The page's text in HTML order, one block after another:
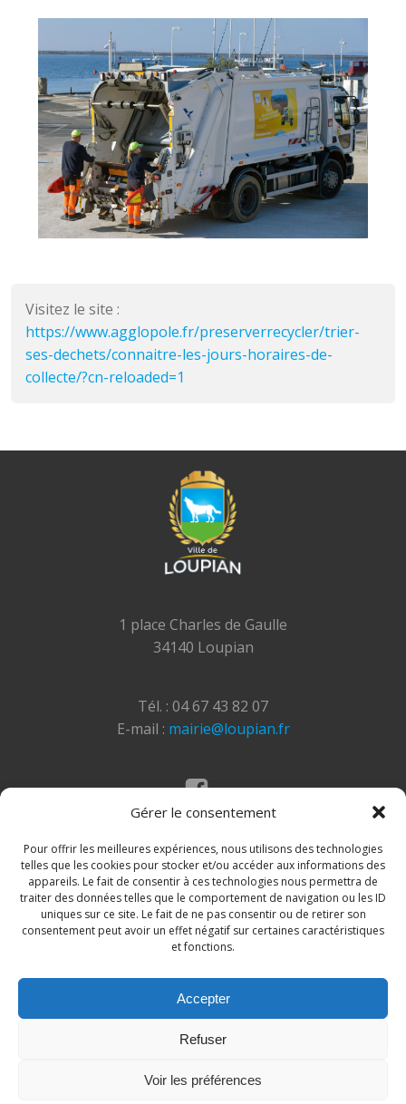
Gérer le consentement
Pour offrir les meilleures expériences, nous utilisons des technologies
telles que les cookies pour stocker et/ou accéder aux informations des
appareils. Le fait de consentir à ces technologies nous permettra de
traiter des données telles que le comportement de navigation ou les ID
uniques sur ce site. Le fait de ne pas consentir ou de retirer son
consentement peut avoir un effet négatif sur certaines caractéristiques
et fonctions.
Accepter
Refuser
Voir les préférences
Visitez le site :
https://www.agglopole.fr/preserverrecycler/trier-
ses-dechets/connaitre-les-jours-horaires-de-
collecte/?cn-reloaded=1
1 place Charles de Gaulle
34140 Loupian
Tél. : 04 67 43 82 07
E-mail : mairie@loupian.fr
© 2026 Site de la commune de Loupian. Un service
proposé parComm'un Site